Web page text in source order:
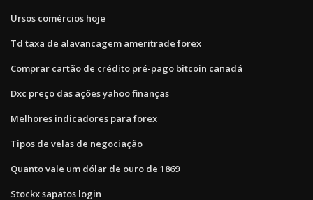
Ursos comércios hoje
Td taxa de alavancagem ameritrade forex
Comprar cartão de crédito pré-pago bitcoin canadá
Dxc preço das ações yahoo finanças
Melhores indicadores para forex
Tipos de velas de negociação
Quanto vale um dólar de ouro de 1869
Stockx sapatos login